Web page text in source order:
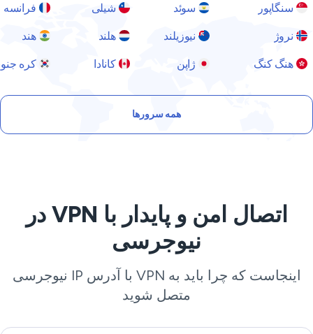
سنگاپور سوئد شیلی فرانسه
نروژ نیوزیلند هلند هند
هنگ کنگ ژاپن کانادا کره
همه سرورها
اتصال امن و پایدار با VPN در
نیوجرسی
اینجاست که چرا باید به VPN با آدرس IP نیوجرسی
متصل شوید